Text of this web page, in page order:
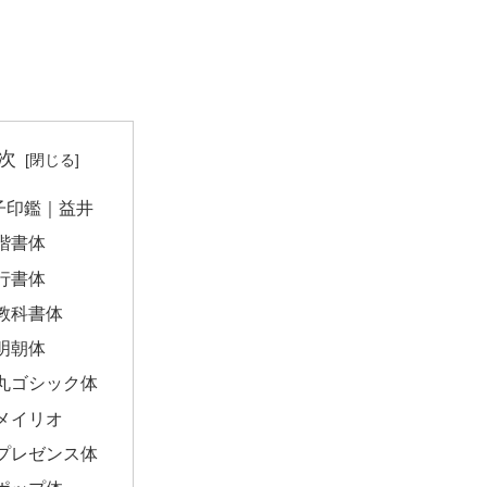
印鑑｜益井
書体
書体
科書体
朝体
ゴシック体
イリオ
レゼンス体